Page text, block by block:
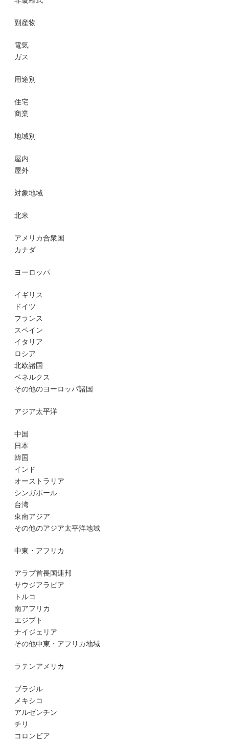
副産物
電気
ガス
用途別
住宅
商業
地域別
屋内
屋外
対象地域
北米
アメリカ合衆国
カナダ
ヨーロッパ
イギリス
ドイツ
フランス
スペイン
イタリア
ロシア
北欧諸国
ベネルクス
その他のヨーロッパ諸国
アジア太平洋
中国
日本
韓国
インド
オーストラリア
シンガポール
台湾
東南アジア
その他のアジア太平洋地域
中東・アフリカ
アラブ首長国連邦
サウジアラビア
トルコ
南アフリカ
エジプト
ナイジェリア
その他中東・アフリカ地域
ラテンアメリカ
ブラジル
メキシコ
アルゼンチン
チリ
コロンビア